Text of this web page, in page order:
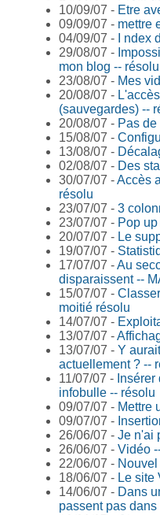
10/09/07 - Etre
09/09/07 - mettre
04/09/07 -
I ndex
29/08/07 -
mon blog -- résolu
23/08/07 - Mes
20/08/07 -
(sauvegardes) --
20/08/07 - Pas
15/08/07 -
13/08/07 -
02/08/07 - Des
30/07/07 -Accès
résolu
23/07/07 - 3
23/07/07 - Pop
20/07/07 - Le
19/07/07 -
17/07/07 -Au
disparaissent --
15/07/07 -
moitié résolu
14/07/07 -
13/07/07 -
13/07/07 - Y
actuellement ? --
11/07/07 -
infobulle -- résolu
09/07/07 - Mettre
09/07/07 -
26/06/07 - Je n'ai
26/06/07 - Vidéo
22/06/07 -
18/06/07 - Le site
14/06/07 - Dans
passent pas